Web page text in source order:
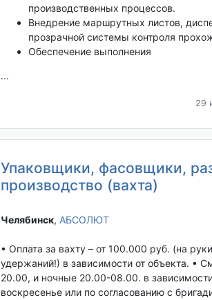
производственных процессов.
Внедрение маршрутных листов,
прозрачной системы контроля
Обеспечение выполнения
...
29
Упаковщики, фасовщики,
производство (вахта)
Челябинск‎, АБСОЛЮТ
• Оплата за вахту – от 100.000 руб. (на
удержаний!) в зависимости от объекта. •
20.00, и ночные 20.00-08.00. в
воскресенье или по согласованию с